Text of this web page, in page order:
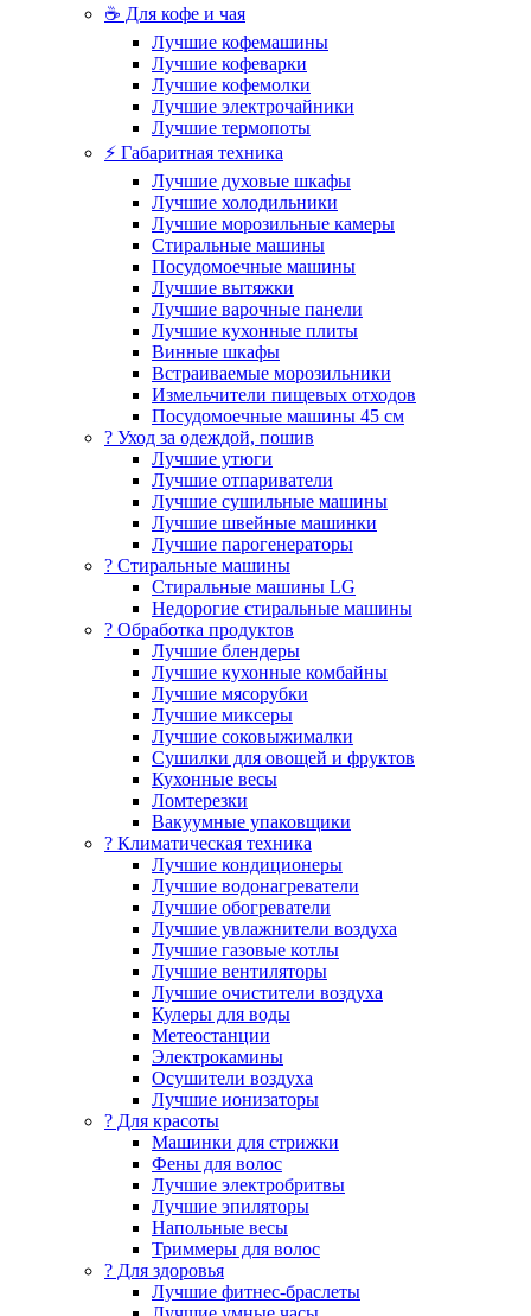
☕ Для кофе и чая
Лучшие кофемашины
Лучшие кофеварки
Лучшие кофемолки
Лучшие электрочайники
Лучшие термопоты
⚡ Габаритная техника
Лучшие духовые шкафы
Лучшие холодильники
Лучшие морозильные камеры
Стиральные машины
Посудомоечные машины
Лучшие вытяжки
Лучшие варочные панели
Лучшие кухонные плиты
Винные шкафы
Встраиваемые морозильники
Измельчители пищевых отходов
Посудомоечные машины 45 см
? Уход за одеждой, пошив
Лучшие утюги
Лучшие отпариватели
Лучшие сушильные машины
Лучшие швейные машинки
Лучшие парогенераторы
? Стиральные машины
Стиральные машины LG
Недорогие стиральные машины
? Обработка продуктов
Лучшие блендеры
Лучшие кухонные комбайны
Лучшие мясорубки
Лучшие миксеры
Лучшие соковыжималки
Сушилки для овощей и фруктов
Кухонные весы
Ломтерезки
Вакуумные упаковщики
?️ Климатическая техника
Лучшие кондиционеры
Лучшие водонагреватели
Лучшие обогреватели
Лучшие увлажнители воздуха
Лучшие газовые котлы
Лучшие вентиляторы
Лучшие очистители воздуха
Кулеры для воды
Метеостанции
Электрокамины
Осушители воздуха
Лучшие ионизаторы
? Для красоты
Машинки для стрижки
Фены для волос
Лучшие электробритвы
Лучшие эпиляторы
Напольные весы
Триммеры для волос
? Для здоровья
Лучшие фитнес-браслеты